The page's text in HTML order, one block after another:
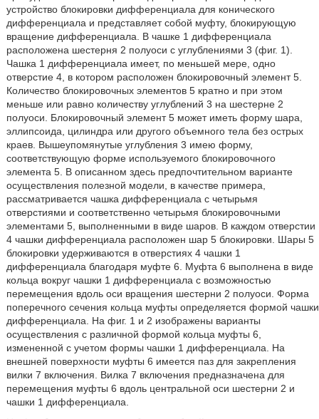
устройство блокировки дифференциала для конического
дифференциала и представляет собой муфту, блокирующую
вращение дифференциала. В чашке 1 дифференциала
расположена шестерня 2 полуоси с углублениями 3 (фиг. 1).
Чашка 1 дифференциала имеет, по меньшей мере, одно
отверстие 4, в котором расположен блокировочный элемент 5.
Количество блокировочных элементов 5 кратно и при этом
меньше или равно количеству углублений 3 на шестерне 2
полуоси. Блокировочный элемент 5 может иметь форму шара,
эллипсоида, цилиндра или другого объемного тела без острых
краев. Вышеупомянутые углубления 3 имею форму,
соответствующую форме используемого блокировочного
элемента 5. В описанном здесь предпочтительном варианте
осуществления полезной модели, в качестве примера,
рассматривается чашка дифференциала с четырьмя
отверстиями и соответственно четырьмя блокировочными
элементами 5, выполненными в виде шаров. В каждом отверстии
4 чашки дифференциала расположен шар 5 блокировки. Шары 5
блокировки удерживаются в отверстиях 4 чашки 1
дифференциала благодаря муфте 6. Муфта 6 выполнена в виде
кольца вокруг чашки 1 дифференциала с возможностью
перемещения вдоль оси вращения шестерни 2 полуоси. Форма
поперечного сечения кольца муфты определяется формой чашки
дифференциала. На фиг. 1 и 2 изображены варианты
осуществления с различной формой кольца муфты 6,
измененной с учетом формы чашки 1 дифференциала. На
внешней поверхности муфты 6 имеется паз для закрепления
вилки 7 включения. Вилка 7 включения предназначена для
перемещения муфты 6 вдоль центральной оси шестерни 2 и
чашки 1 дифференциала.